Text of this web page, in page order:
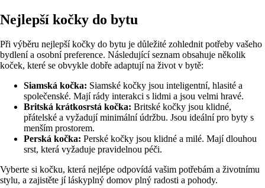
Nejlepší kočky do bytu
Při výběru nejlepší kočky do bytu je důležité zohlednit potřeby vašeho
bydlení a osobní preference. Následující seznam obsahuje několik
koček, které se obvykle dobře adaptují na život v bytě:
Siamská kočka: Siamské kočky jsou inteligentní, hlasité a
společenské. Mají rády interakci s lidmi a jsou velmi hravé.
Britská krátkosrstá kočka: Britské kočky jsou klidné,
přátelské a vyžadují minimální údržbu. Jsou ideální pro byty s
menším prostorem.
Perská kočka: Perské kočky jsou klidné a milé. Mají dlouhou
srst, která vyžaduje pravidelnou péči.
Vyberte si kočku, která nejlépe odpovídá vašim potřebám a životnímu
stylu, a zajistěte jí láskyplný domov plný radosti a pohody.